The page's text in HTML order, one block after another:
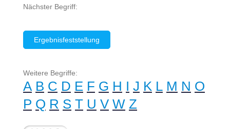
Nächster Begriff:
Ergebnisfeststellung
Weitere Begriffe:
A B C D E F G H I J K L M N O
P Q R S T U V W Z